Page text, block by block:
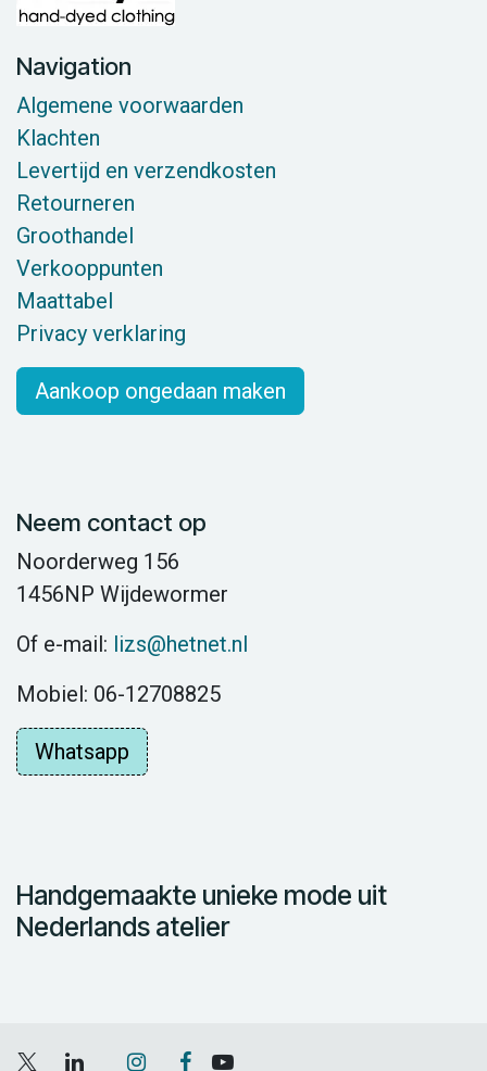
Navigation
Algemene voorwaarden
Klachten
Levertijd en verzendkosten
Retourneren
Groothandel
Verkooppunten
Maattabel
Privacy verklaring
Aankoop ongedaan maken
Neem contact op
Noorderweg 156
1456NP Wijdewormer
Of e-mail: lizs@hetnet.nl
Mobiel: 06-12708825
Whatsapp
Handgemaakte unieke mode uit
Nederlands atelier